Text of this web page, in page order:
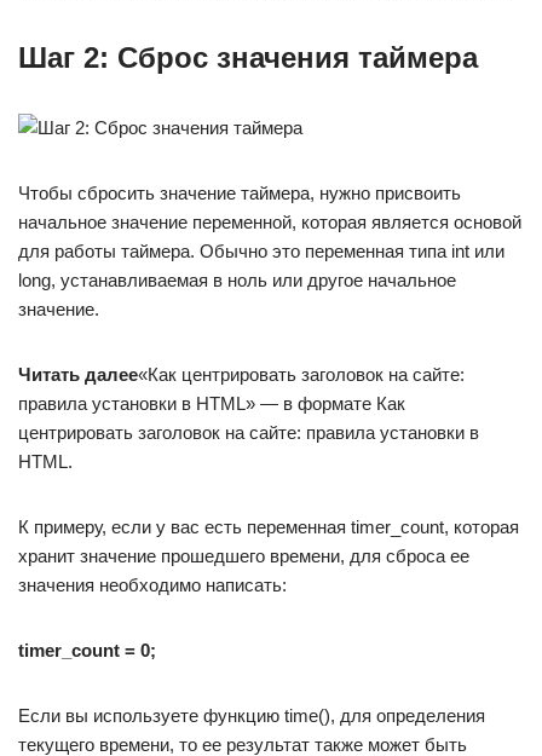
Шаг 2: Сброс значения таймера
Чтобы сбросить значение таймера, нужно присвоить
начальное значение переменной, которая является основой
для работы таймера. Обычно это переменная типа int или
long, устанавливаемая в ноль или другое начальное
значение.
Читать далее«Как центрировать заголовок на сайте:
правила установки в HTML» — в формате Как
центрировать заголовок на сайте: правила установки в
HTML.
К примеру, если у вас есть переменная timer_count, которая
хранит значение прошедшего времени, для сброса ее
значения необходимо написать:
timer_count = 0;
Если вы используете функцию time(), для определения
текущего времени, то ее результат также может быть